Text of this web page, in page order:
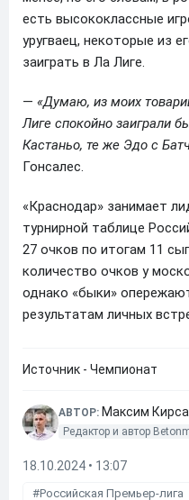
есть высококлассные
уругваец, некоторые из
заиграть в Ла Лиге.
— «Думаю, из моих
Лиге спокойно заиграли
Кастаньо, те же Эдо с
Гонсалес.
«Краснодар» занимает
турнирной таблице
27 очков по итогам 11
количество очков у
однако «быки»
результатам личных
Источник - Чемпионат
АВТОР: Максим
Редактор и автор
18.10.2024 • 13:07
Российская Премьер-лига